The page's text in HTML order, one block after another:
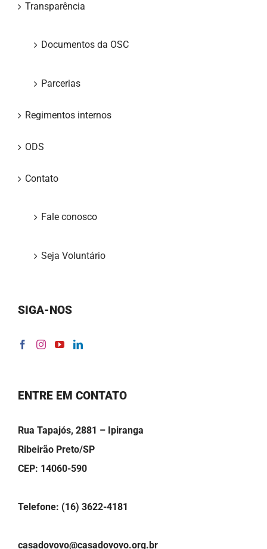
Transparência
Documentos da OSC
Parcerias
Regimentos internos
ODS
Contato
Fale conosco
Seja Voluntário
SIGA-NOS
ENTRE EM CONTATO
Rua Tapajós, 2881 – Ipiranga
Ribeirão Preto/SP
CEP: 14060-590
Telefone: (16) 3622-4181
casadovovo@casadovovo.org.br